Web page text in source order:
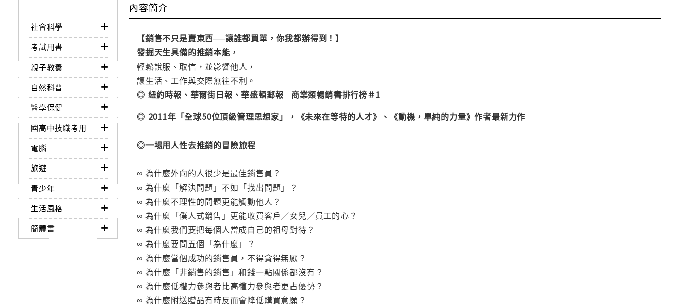
社會科學
考試用書
親子教養
自然科普
醫學保健
國高中技職考用
電腦
旅遊
青少年
生活風格
簡體書
內容簡介
【銷售不只是賣東西──讓誰都買單，你我都辦得到！】
發掘天生具備的推銷本能，
輕鬆說服、取信，並影響他人，
讓生活、工作與交際無往不利。
◎ 紐約時報、華爾街日報、華盛頓郵報 商業類暢銷書排行榜＃1
◎ 2011年「全球50位頂級管理思想家」，《未來在等待的人才》、《動機，單純的力量》作者最新力作
◎一場用人性去推銷的冒險旅程
∞ 為什麼外向的人很少是最佳銷售員？
∞ 為什麼「解決問題」不如「找出問題」？
∞ 為什麼不理性的問題更能觸動他人？
∞ 為什麼「僕人式銷售」更能收買客戶／女兒／員工的心？
∞ 為什麼我們要把每個人當成自己的祖母對待？
∞ 為什麼要問五個「為什麼」？
∞ 為什麼當個成功的銷售員，不得貪得無厭？
∞ 為什麼「非銷售的銷售」和錢一點關係都沒有？
∞ 為什麼低權力參與者比高權力參與者更占優勢？
∞ 為什麼附送贈品有時反而會降低購買意願？